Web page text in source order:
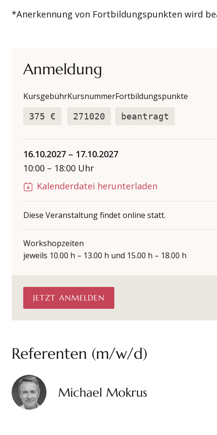
*Anerkennung von Fortbildungspunkten wird
Anmeldung
Kursgebühr
375 €
Kursnummer
271020
Fortbildungspunkte
beantragt
16.10.2027 – 17.10.2027
10:00 – 18:00 Uhr
Kalenderdatei herunterladen
Diese Veranstaltung findet online statt.
Workshopzeiten
jeweils 10.00 h – 13.00 h und 15.00 h – 18.00 h
JETZT ANMELDEN
Referenten (m/w/d)
Michael Mokrus